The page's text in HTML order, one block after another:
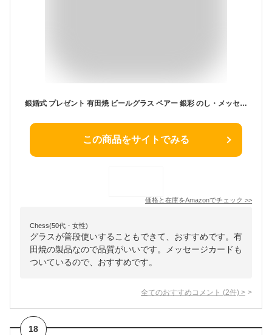
銀婚式 プレゼント 有田焼 ビールグラス ペアー 銀彩 のし・メッセージカード付き 木箱入り
この商品をサイトでみる
価格と在庫をAmazonでチェック >>
Chess(50代・女性)
グラスが普段使いすることもできて、おすすめです。有
田焼の製品なので品質がいいです。メッセージカードも
ついているので、おすすめです。
全てのおすすめコメント (2件) >
18